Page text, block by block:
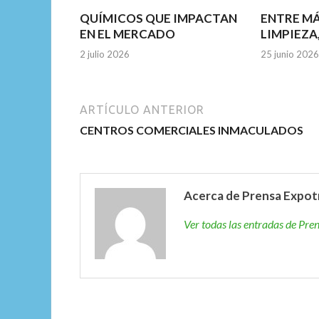
QUÍMICOS QUE IMPACTAN
EN EL MERCADO
2 julio 2026
ENTRE
25 junio 2026
ARTÍCULO ANTERIOR
CENTROS COMERCIALES INMACULADOS
Acerca de Prensa
Ver todas las entradas de